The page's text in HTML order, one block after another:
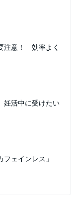
注意！ 効率よく
妊活中に受けたい
ェインレス」